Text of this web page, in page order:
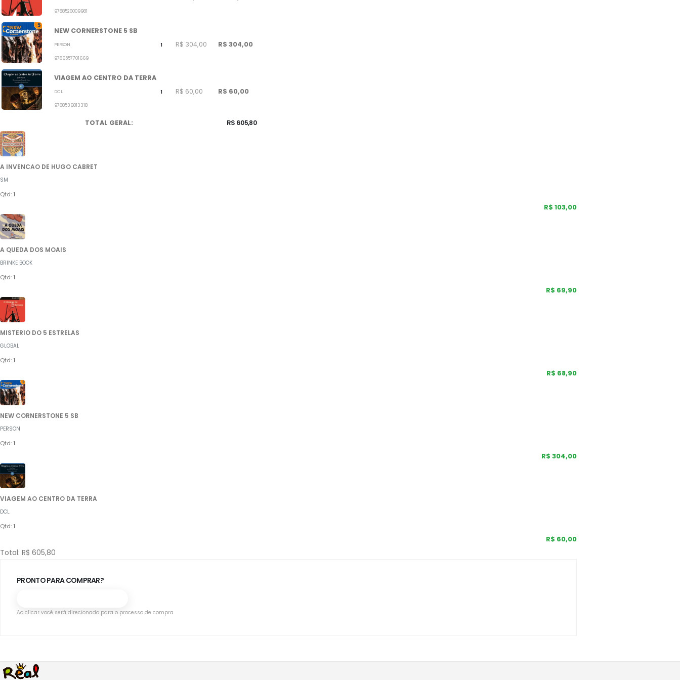
9788526009981
NEW CORNERSTONE 5 SB
PERSON
9786557701669
1 R$ 304,00 R$ 304,00
VIAGEM AO CENTRO DA TERRA
DCL
9788536813318
1 R$ 60,00 R$ 60,00
TOTAL GERAL: R$ 605,80
A INVENCAO DE HUGO CABRET
SM
Qtd: 1
R$ 103,00
A QUEDA DOS MOAIS
BRINKE BOOK
Qtd: 1
R$ 69,90
MISTERIO DO 5 ESTRELAS
GLOBAL
Qtd: 1
R$ 68,90
NEW CORNERSTONE 5 SB
PERSON
Qtd: 1
R$ 304,00
VIAGEM AO CENTRO DA TERRA
DCL
Qtd: 1
R$ 60,00
Total: R$ 605,80
PRONTO PARA COMPRAR?
Ao clicar você será direcionado para o processo de compra